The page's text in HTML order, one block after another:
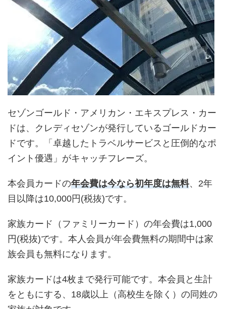
セゾンゴールド・アメリカン・エキスプレス・カー
ドは、クレディセゾンが発行しているゴールドカー
ドです。「卓越したトラベルサービスと圧倒的なポ
イント優遇」がキャッチフレーズ。
本会員カードの年会費は今なら初年度は無料、2年
目以降は10,000円(税抜)です。
家族カード（ファミリーカード）の年会費は1,000
円(税抜)です。本人会員が年会費無料の期間中は家
族会員も無料になります。
家族カードは4枚まで発行可能です。本会員と生計
をともにする、18歳以上（高校生を除く）の同姓の